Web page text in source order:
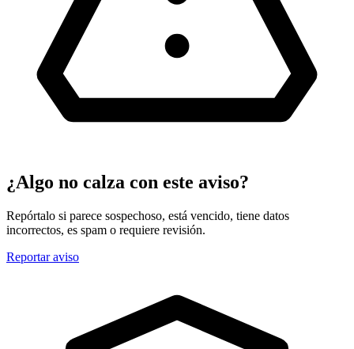
¿Algo no calza con este aviso?
Repórtalo si parece sospechoso, está vencido, tiene datos
incorrectos, es spam o requiere revisión.
Reportar aviso